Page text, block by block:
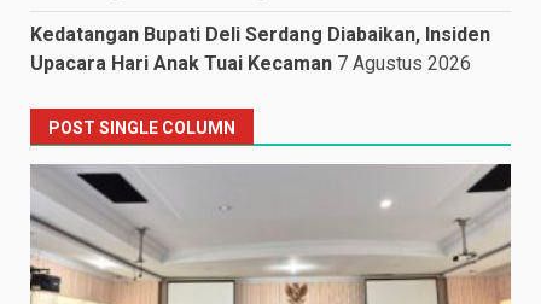
Kedatangan Bupati Deli Serdang Diabaikan, Insiden
Upacara Hari Anak Tuai Kecaman 7 Agustus 2026
POST SINGLE COLUMN